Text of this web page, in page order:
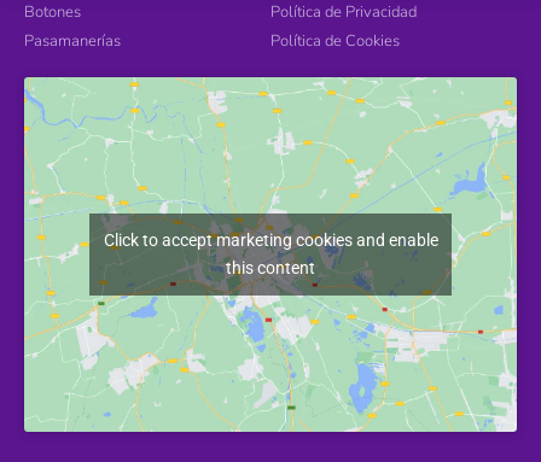
Botones
Pasamanerías
Política de Privacidad
Política de Cookies
Click to accept marketing cookies and enable
this content